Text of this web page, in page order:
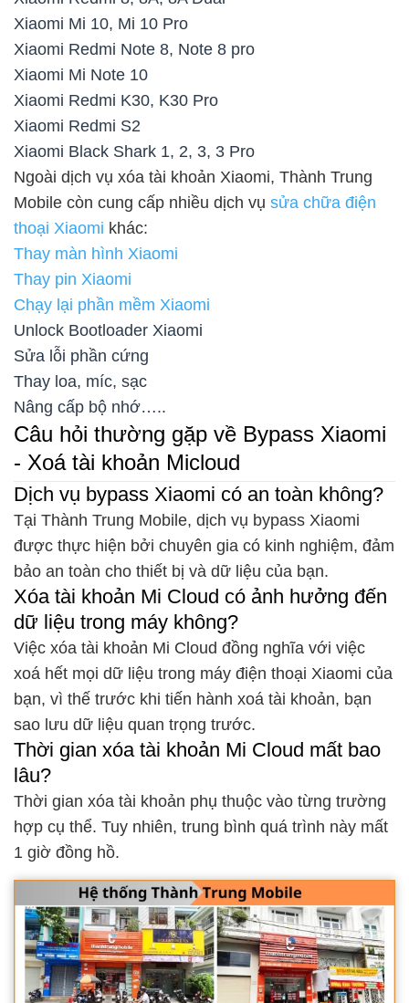
Xiaomi Mi 10, Mi 10 Pro
Xiaomi Redmi Note 8, Note 8 pro
Xiaomi Mi Note 10
Xiaomi Redmi K30, K30 Pro
Xiaomi Redmi S2
Xiaomi Black Shark 1, 2, 3, 3 Pro
Ngoài dịch vụ xóa tài khoản Xiaomi, Thành Trung
Mobile còn cung cấp nhiều dịch vụ sửa chữa điện
thoại Xiaomi khác:
Thay màn hình Xiaomi
Thay pin Xiaomi
Chạy lại phần mềm Xiaomi
Unlock Bootloader Xiaomi
Sửa lỗi phần cứng
Thay loa, míc, sạc
Nâng cấp bộ nhớ…..
Câu hỏi thường gặp về Bypass Xiaomi
- Xoá tài khoản Micloud
Dịch vụ bypass Xiaomi có an toàn không?
Tại Thành Trung Mobile, dịch vụ bypass Xiaomi
được thực hiện bởi chuyên gia có kinh nghiệm, đảm
bảo an toàn cho thiết bị và dữ liệu của bạn.
Xóa tài khoản Mi Cloud có ảnh hưởng đến
dữ liệu trong máy không?
Việc xóa tài khoản Mi Cloud đồng nghĩa với việc
xoá hết mọi dữ liệu trong máy điện thoại Xiaomi của
bạn, vì thế trước khi tiến hành xoá tài khoản, bạn
sao lưu dữ liệu quan trọng trước.
Thời gian xóa tài khoản Mi Cloud mất bao
lâu?
Thời gian xóa tài khoản phụ thuộc vào từng trường
hợp cụ thể. Tuy nhiên, trung bình quá trình này mất
1 giờ đồng hồ.